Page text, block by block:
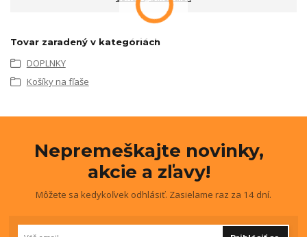
Tovar zaradený v kategóriách
DOPLNKY
Košíky na fľaše
Nepremeškajte novinky,
akcie a zľavy!
Môžete sa kedykoľvek odhlásiť. Zasielame raz za 14 dní.